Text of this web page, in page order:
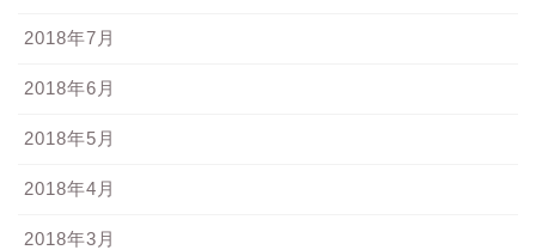
2018年7月
2018年6月
2018年5月
2018年4月
2018年3月